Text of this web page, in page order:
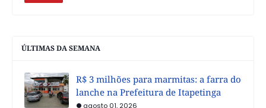
ÚLTIMAS DA SEMANA
R$ 3 milhões para marmitas: a farra do
lanche na Prefeitura de Itapetinga
agosto 01, 2026